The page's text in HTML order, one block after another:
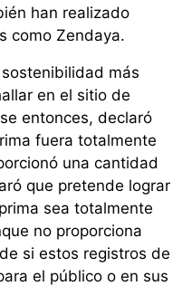
han realizado
como Zendaya.
más
en el sitio de
entonces, declaró
fuera totalmente
una cantidad
que pretende lograr
sea totalmente
no proporciona
si estos registros de
el público o en sus